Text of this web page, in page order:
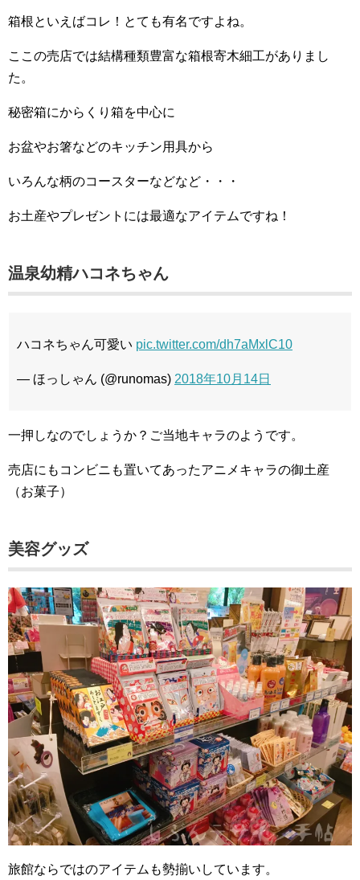
箱根といえばコレ！とても有名ですよね。
ここの売店では結構種類豊富な箱根寄木細工がありまし
た。
秘密箱にからくり箱を中心に
お盆やお箸などのキッチン用具から
いろんな柄のコースターなどなど・・・
お土産やプレゼントには最適なアイテムですね！
温泉幼精ハコネちゃん
ハコネちゃん可愛い pic.twitter.com/dh7aMxlC10
— ほっしゃん (@runomas) 2018年10月14日
一押しなのでしょうか？ご当地キャラのようです。
売店にもコンビニも置いてあったアニメキャラの御土産
（お菓子）
美容グッズ
旅館ならではのアイテムも勢揃いしています。